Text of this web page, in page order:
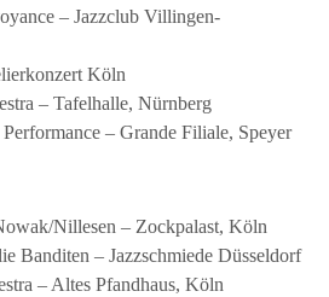
– Jazzclub Villingen-
Köln
– Tafelhalle, Nürnberg
– Grande Filiale, Speyer
Nillesen – Zockpalast, Köln
Banditen – Jazzschmiede Düsseldorf
– Altes Pfandhaus, Köln